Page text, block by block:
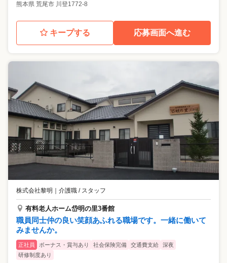
熊本県 荒尾市 川登1772-8
キープする 応募画面へ進む
株式会社黎明 介護職 / スタッフ
有料老人ホーム岱明の里3番館
職員同士仲の良い笑顔あふれる職場です。一緒に働いて
みませんか。
正社員 ボーナス・賞与あり 社会保険完備 交通費支給
深夜
研修制度あり